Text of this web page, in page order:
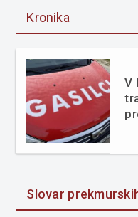
Kronika
V
Slovar